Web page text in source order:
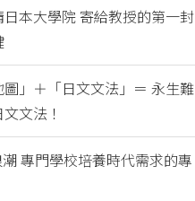
本大學院 寄給教授的第一封
圖」＋「日文文法」＝ 永生難
文法！
專門學校培養時代需求的專